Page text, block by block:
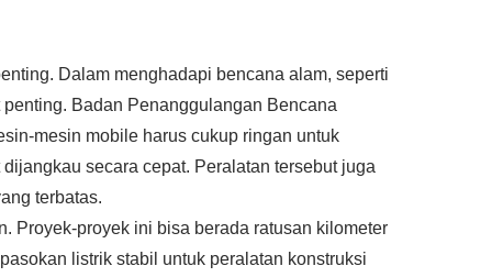
Dalam menghadapi bencana alam, seperti
Badan Penanggulangan Bencana
mesin mobile harus cukup ringan untuk
secara cepat. Peralatan tersebut juga
terbatas.
Proyek-proyek ini bisa berada ratusan kilometer
listrik stabil untuk peralatan konstruksi